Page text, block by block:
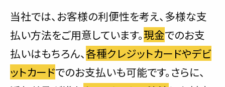
当社では、お客様の利便性を考え、多様な支
払い方法をご用意しています。現金でのお支
払いはもちろん、各種クレジットカードやデビ
ットカードでのお支払いも可能です。さらに、